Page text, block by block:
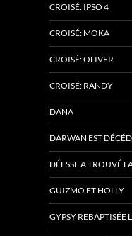
CROISÉ: IPSO 4
CROISÉ: MOKA
CROISÉ: OLIVER
CROISÉ: RANDY
DANA
DARWAN EST
DÉESSE A TROUVÉ
GUIZMO ET HOLLY
GYPSY REBAPTISÉE